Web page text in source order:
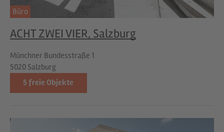
Büro
ACHT ZWEI VIER, Salzburg
Münchner Bundesstraße 1
5020 Salzburg
5freie Objekte